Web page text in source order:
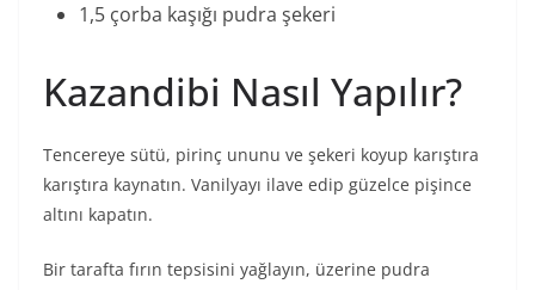
1,5 çorba kaşığı pudra şekeri
Kazandibi Nasıl Yapılır?
Tencereye sütü, pirinç ununu ve şekeri koyup karıştıra
karıştıra kaynatın. Vanilyayı ilave edip güzelce pişince
altını kapatın.
Bir tarafta fırın tepsisini yağlayın, üzerine pudra